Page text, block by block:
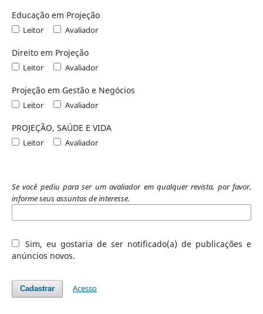
Educação em Projeção
Leitor Avaliador
Direito em Projeção
Leitor Avaliador
Projeção em Gestão e Negócios
Leitor Avaliador
PROJEÇÃO, SAÚDE E VIDA
Leitor Avaliador
Se você pediu para ser um avaliador em qualquer revista, por favor,
informe seus assuntos de interesse.
Sim, eu gostaria de ser notificado(a) de publicações e
anúncios novos.
Cadastrar Acesso